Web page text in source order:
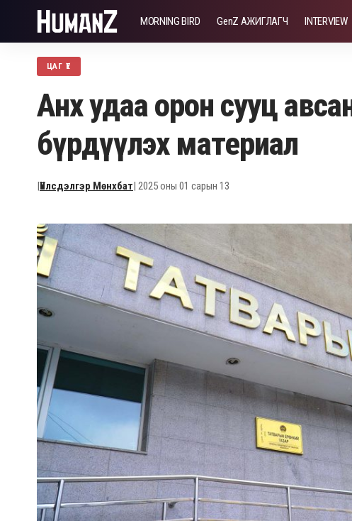
MORNING BIRD GenZ АЖИГЛАГЧ INTERVIEW
ЦАГ ҮЕ
Анх удаа орон сууц
бүрдүүлэх материал
|Үйлсдэлгэр Мөнхбат| 2025 оны 01 сарын 13